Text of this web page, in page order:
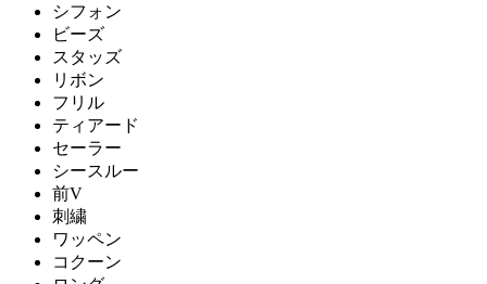
シフォン
ビーズ
スタッズ
リボン
フリル
ティアード
セーラー
シースルー
前V
刺繍
ワッペン
コクーン